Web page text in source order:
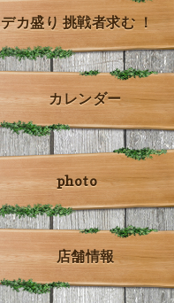
デカ盛り 挑戦者求む ！
カレンダー
photo
店舗情報